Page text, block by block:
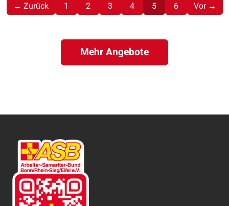
← Zurück 1 2 3 4 5(aktuell)
6 Vor →
Mehr Angebote